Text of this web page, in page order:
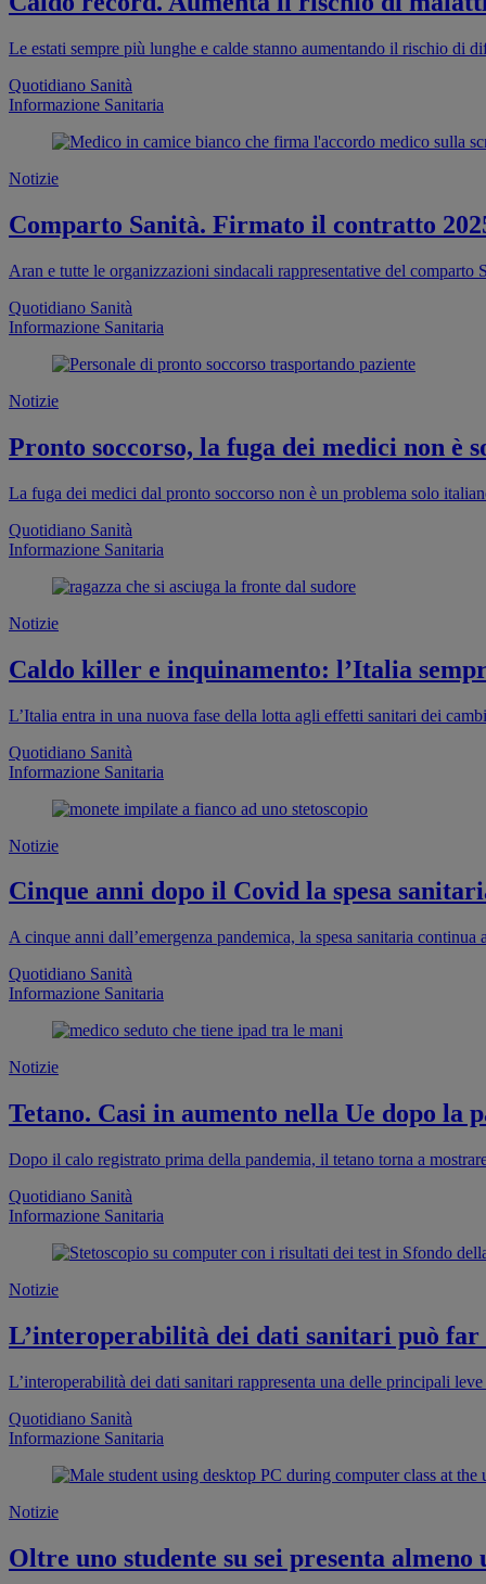
Le estati sempre più lunghe e calde stanno aumentando il rischio
Quotidiano Sanità
Informazione Sanitaria
Notizie
Comparto Sanità. Firmato il contratto
Aran e tutte le organizzazioni sindacali rappresentative del
Quotidiano Sanità
Informazione Sanitaria
Notizie
Pronto soccorso, la fuga dei medici non è
La fuga dei medici dal pronto soccorso non è un problema solo
Quotidiano Sanità
Informazione Sanitaria
Notizie
Caldo killer e inquinamento: l’Italia
L’Italia entra in una nuova fase della lotta agli effetti sanitari dei
Quotidiano Sanità
Informazione Sanitaria
Notizie
Cinque anni dopo il Covid la spesa
A cinque anni dall’emergenza pandemica, la spesa sanitaria
Quotidiano Sanità
Informazione Sanitaria
Notizie
Tetano. Casi in aumento nella Ue dopo la
Dopo il calo registrato prima della pandemia, il tetano torna a
Quotidiano Sanità
Informazione Sanitaria
Notizie
L’interoperabilità dei dati sanitari può
L’interoperabilità dei dati sanitari rappresenta una delle principali
Quotidiano Sanità
Informazione Sanitaria
Notizie
Oltre uno studente su sei presenta